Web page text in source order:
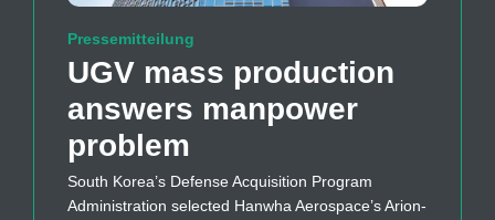
Pressemitteilung
UGV mass production
answers manpower
problem
South Korea’s Defense Acquisition Program
Administration selected Hanwha Aerospace’s Arion-